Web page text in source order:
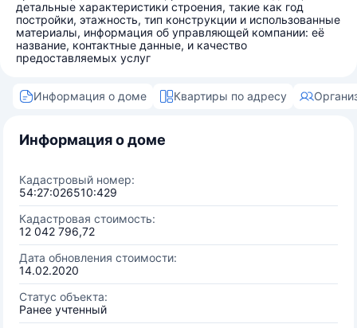
детальные характеристики строения, такие как год
постройки, этажность, тип конструкции и использованные
материалы, информация об управляющей компании: её
название, контактные данные, и качество
предоставляемых услуг
Информация о доме Квартиры по адресу
Информация о доме
Кадастровый номер:
54:27:026510:429
Кадастровая стоимость:
12 042 796,72
Дата обновления стоимости:
14.02.2020
Статус объекта:
Ранее учтенный